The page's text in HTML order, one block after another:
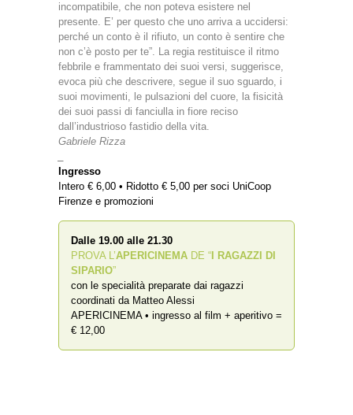
incompatibile, che non poteva esistere nel
presente. E’ per questo che uno arriva a uccidersi:
perché un conto è il rifiuto, un conto è sentire che
non c’è posto per te”. La regia restituisce il ritmo
febbrile e frammentato dei suoi versi, suggerisce,
evoca più che descrivere, segue il suo sguardo, i
suoi movimenti, le pulsazioni del cuore, la fisicità
dei suoi passi di fanciulla in fiore reciso
dall’industrioso fastidio della vita.
Gabriele Rizza
Ingresso
Intero € 6,00 • Ridotto € 5,00 per soci UniCoop
Firenze e promozioni
Dalle 19.00 alle 21.30
PROVA L’APERICINEMA DE “ I RAGAZZI DI
SIPARIO”
con le specialità preparate dai ragazzi
coordinati da Matteo Alessi
APERICINEMA • ingresso al film + aperitivo =
€ 12,00